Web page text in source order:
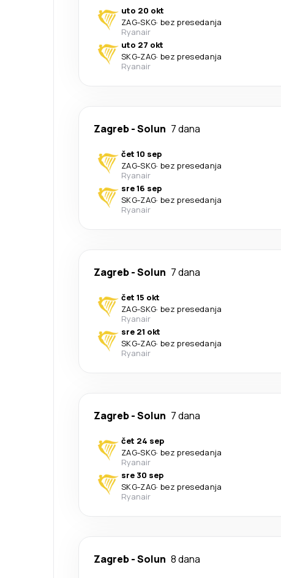
uto 20 okt
ZAG-SKG· bez presedanja
Ryanair
uto 27 okt
SKG-ZAG· bez presedanja
Ryanair
Zagreb-Solun 7 dana
čet 10 sep
ZAG-SKG· bez presedanja
Ryanair
sre 16 sep
SKG-ZAG· bez presedanja
Ryanair
Zagreb-Solun 7 dana
čet 15 okt
ZAG-SKG· bez presedanja
Ryanair
sre 21 okt
SKG-ZAG· bez presedanja
Ryanair
Zagreb-Solun 7 dana
čet 24 sep
ZAG-SKG· bez presedanja
Ryanair
sre 30 sep
SKG-ZAG· bez presedanja
Ryanair
Zagreb-Solun 8 dana